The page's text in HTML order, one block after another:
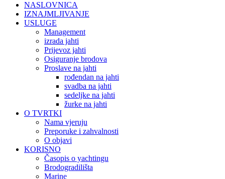
NASLOVNICA
IZNAJMLJIVANJE
USLUGE
Management
izrada jahti
Prijevoz jahti
Osiguranje brodova
Proslave na jahti
rođendan na jahti
svadba na jahti
sedeljke na jahti
žurke na jahti
O TVRTKI
Nama vjeruju
Preporuke i zahvalnosti
O objavi
KORISNO
Časopis o yachtingu
Brodogradilišta
Marine